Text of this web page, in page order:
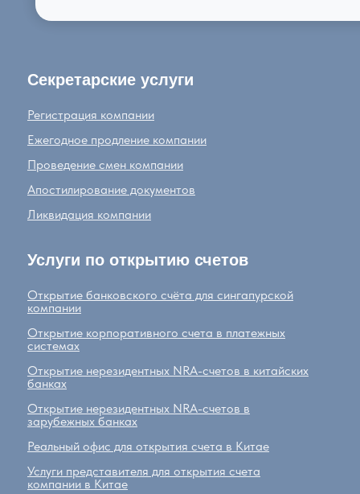
Услуги по открытию счетов
Секретарские услуги
Регистрация компании
Ежегодное продление компании
Проведение смен компании
Апостилирование документов
Ликвидация компании
Открытие банковского счёта для сингапурской
компании
Открытие корпоративного счета в платежных
системах
Открытие нерезидентных NRA-счетов в китайских
банках
Открытие нерезидентных NRA-счетов в
зарубежных банках
Реальный офис для открытия счета в Китае
Услуги представителя для открытия счета
компании в Китае